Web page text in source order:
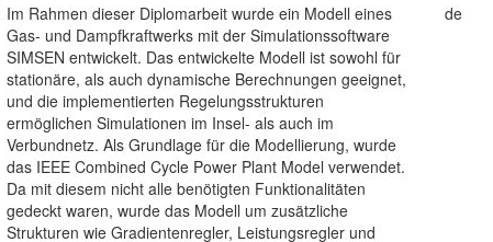
Im Rahmen dieser Diplomarbeit wurde ein Modell eines
Gas- und Dampfkraftwerks mit der Simulationssoftware
SIMSEN entwickelt. Das entwickelte Modell ist sowohl für
stationäre, als auch dynamische Berechnungen geeignet,
und die implementierten Regelungsstrukturen
ermöglichen Simulationen im Insel- als auch im
Verbundnetz. Als Grundlage für die Modellierung, wurde
das IEEE Combined Cycle Power Plant Model verwendet.
Da mit diesem nicht alle benötigten Funktionalitäten
gedeckt waren, wurde das Modell um zusätzliche
Strukturen wie Gradientenregler, Leistungsregler und
de